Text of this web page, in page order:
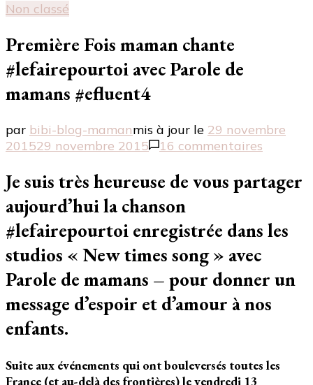
Non classé
Première Fois maman chante
#lefairepourtoi avec Parole de
mamans #efluent4
par bibi-blog-mamanmis à jour le 29 novembre
201529 novembre 2015 16 commentaires
Fois
maman
avec
de
mamans
Je suis très heureuse de vous partager
aujourd’hui la chanson
#lefairepourtoi enregistrée dans les
studios « New times song » avec
Parole de mamans – pour donner un
message d’espoir et d’amour à nos
enfants.
Suite aux événements qui ont bouleversés toutes les
France (et au-delà des frontières) le vendredi 13